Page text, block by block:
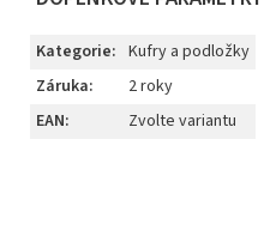
Kategorie: Kufry a podložky
Záruka:
2 roky
EAN: Zvolte variantu